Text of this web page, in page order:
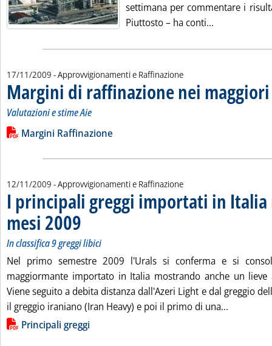
settimana per commentare i
Piuttosto – ha conti...
17/11/2009 - Approvvigionamenti e Raffinazione
Margini di raffinazione nei
Valutazioni e stime Aie
Leggi tutta la notizia: 'Margini di raffinazione nei maggiori
Lista allegati PDF alla notizia
Margini Raffinazione
12/11/2009 - Approvvigionamenti e Raffinazione
I principali greggi importati in
mesi 2009 . Sottotitolo: In classifica 9 greggi libici
. Pubblicata giovedì 12 novembre 2009 alle 15.3.
In classifica 9 greggi libici
Nel primo semestre 2009 l'Urals si conferma e si
maggiormante importato in Italia mostrando anche un lieve
Viene seguito a debita distanza dall'Azeri Light e dal greggio
il greggio iraniano (Iran Heavy) e poi il primo di una...
Lista allegati PDF alla notizia
Principali greggi